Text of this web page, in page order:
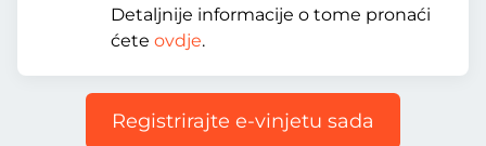
Detaljnije informacije o tome pronaći
ćete ovdje.
Registrirajte e-vinjetu sada